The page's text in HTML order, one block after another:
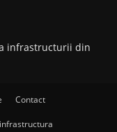
infrastructurii din
Contact